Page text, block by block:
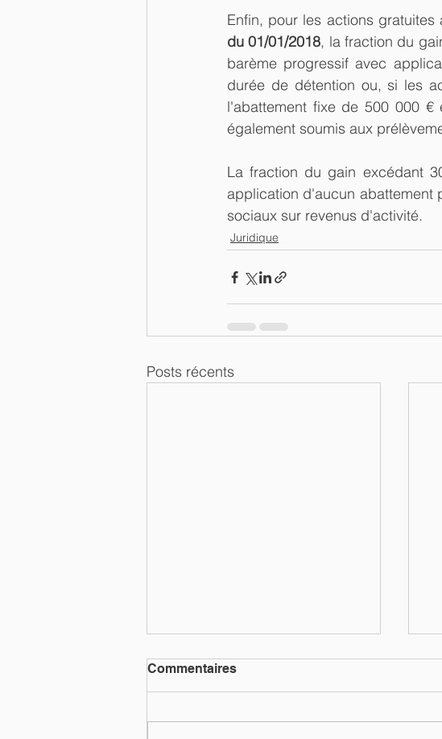
Enfin, pour les actions
du 01/01/2018, la fraction du
barème progressif avec
durée de détention ou, si les
l'abattement fixe de 500 000
également soumis aux
La fraction du gain excédant
application d'aucun abattement
sociaux sur revenus d'activité.
Juridique
Posts récents
Commentaires